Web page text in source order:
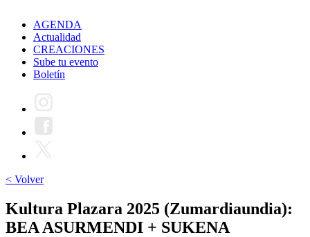
AGENDA
Actualidad
CREACIONES
Sube tu evento
Boletín
< Volver
Kultura Plazara 2025 (Zumardiaundia):
BEA ASURMENDI + SUKENA